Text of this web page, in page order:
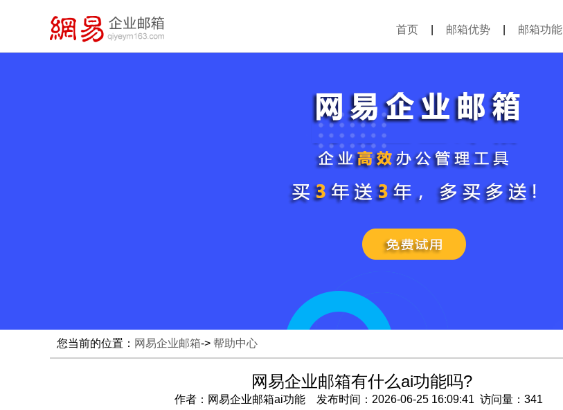
首页 邮箱优势 邮箱功能
您当前的位置： 网易企业邮箱-> 帮助中心
网易企业邮箱有什么ai功能吗?
作者：网易企业邮箱ai功能 发布时间：2026-06-25 16:09:41 访问量：341